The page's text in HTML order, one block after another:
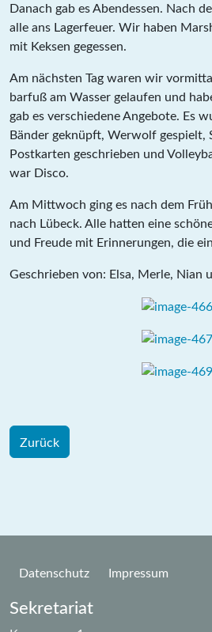
Danach gab es Abendessen. Nach
alle ans Lagerfeuer. Wir haben
mit Keksen gegessen.
Am nächsten Tag waren wir
barfuß am Wasser gelaufen und
gab es verschiedene Angebote. Es
Bänder geknüpft, Werwolf gespielt,
Postkarten geschrieben und
war Disco.
Am Mittwoch ging es nach dem
nach Lübeck. Alle hatten eine
und Freude mit Erinnerungen, die
Geschrieben von: Elsa, Merle, Nian
Zurück
Datenschutz Impressum
Sekretariat